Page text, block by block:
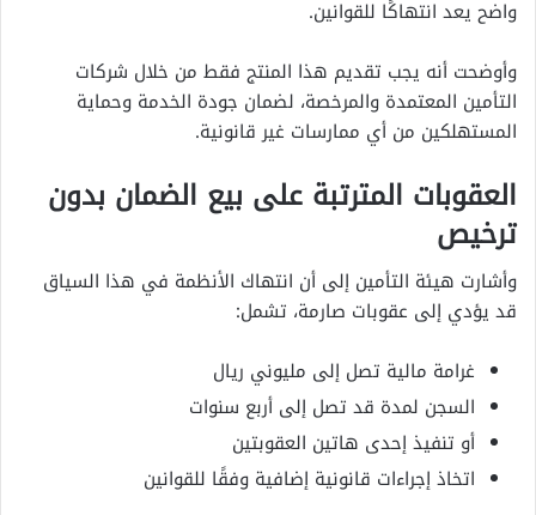
واضح يعد انتهاكًا للقوانين.
وأوضحت أنه يجب تقديم هذا المنتج فقط من خلال شركات
التأمين المعتمدة والمرخصة، لضمان جودة الخدمة وحماية
المستهلكين من أي ممارسات غير قانونية.
العقوبات المترتبة على بيع الضمان بدون
ترخيص
وأشارت هيئة التأمين إلى أن انتهاك الأنظمة في هذا السياق
قد يؤدي إلى عقوبات صارمة، تشمل:
غرامة مالية تصل إلى مليوني ريال
السجن لمدة قد تصل إلى أربع سنوات
أو تنفيذ إحدى هاتين العقوبتين
اتخاذ إجراءات قانونية إضافية وفقًا للقوانين